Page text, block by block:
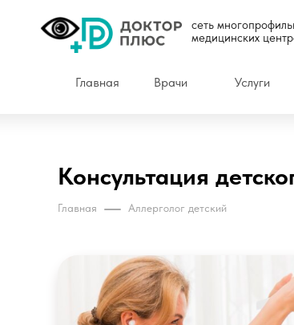
сеть
медицинских
Главная Врачи Услуги
Консультация
Главная Аллерголог детский